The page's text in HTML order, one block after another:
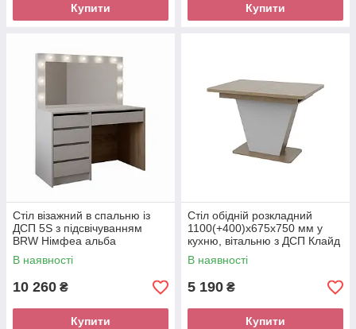
Купити Купити
Стіл візажний в спальню із
ДСП 5S з підсвічуванням
BRW Німфеа альба
В наявності
10 260 ₴
Купити
Стіл обідній розкладний
1100(+400)х675х750 мм у
кухню, вітальню з ДСП Клайд
Неман
В наявності
5 190 ₴
Купити